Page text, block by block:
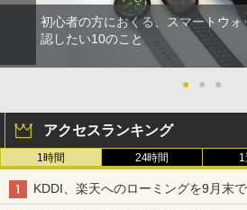
初心者の方におくる、スマートウ
認したい10のこと
● ● ●
アクセスランキング
1時間 24時間
KDDI、楽天へのローミングを9月末